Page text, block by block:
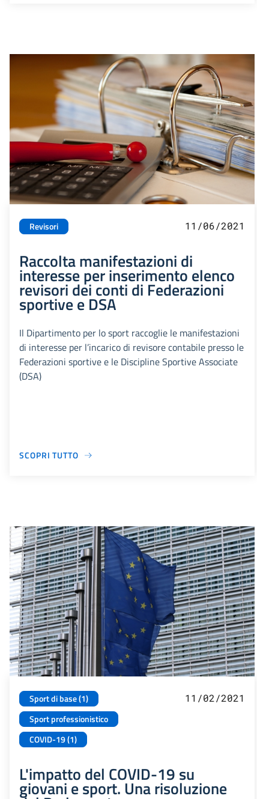
Revisori 11/06/2021
Raccolta manifestazioni di
interesse per inserimento elenco
revisori dei conti di Federazioni
sportive e DSA
Il Dipartimento per lo sport raccoglie le manifestazioni
di interesse per l’incarico di revisore contabile presso le
Federazioni sportive e le Discipline Sportive Associate
(DSA)
SCOPRI TUTTO
Sport di base (1)
Sport professionistico
COVID-19 (1)
11/02/2021
L'impatto del COVID-19 su
giovani e sport. Una risoluzione